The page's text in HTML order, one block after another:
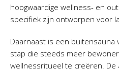
hoogwaardige wellness- en
specifiek zijn ontworpen voor
Daarnaast is een
stap die steeds meer
wellnessritueel te creëren. De